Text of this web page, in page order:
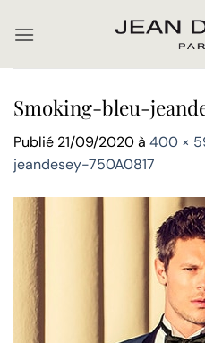
Smoking-bleu-
Publié 21/09/2020à 400 ×
jeandesey-750A0817